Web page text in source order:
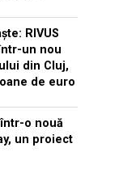
RIVUS
un nou
din Cluj,
de euro
o nouă
un proiect